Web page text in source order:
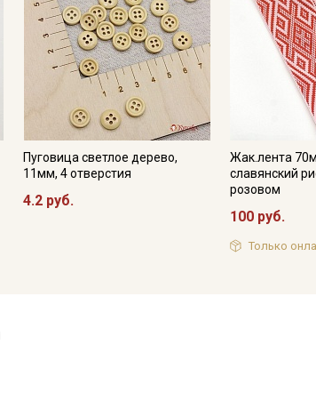
Пуговица светлое дерево,
11мм, 4 отверстия
4.2 руб.
Жак.лента
славянский
розовом
100 руб.
Только